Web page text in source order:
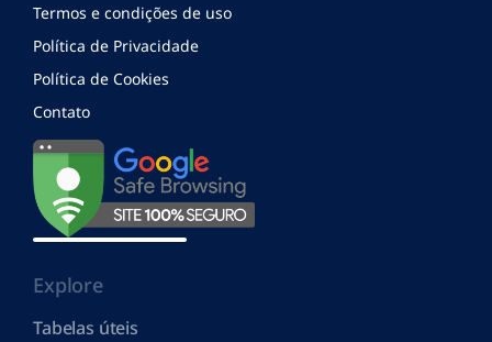
Termos e condições de uso
Política de Privacidade
Política de Cookies
Contato
Explore
Tabelas úteis